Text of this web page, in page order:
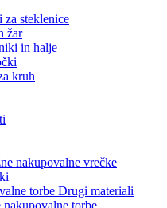
za steklenice
žar
in halje
kruh
nakupovalne vrečke
torbe Drugi materiali
nakupovalne torbe